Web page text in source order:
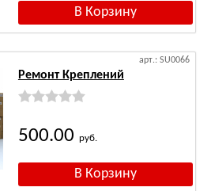
арт.: SU0066
Ремонт Креплений
500.00 руб.